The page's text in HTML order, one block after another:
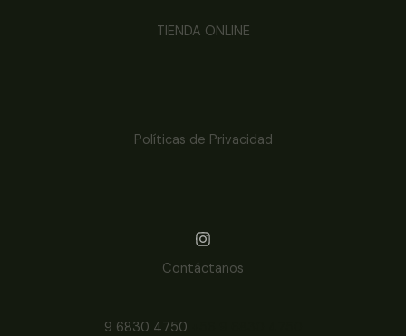
TIENDA ONLINE
Políticas de Privacidad
Contáctanos
9 6830 4750